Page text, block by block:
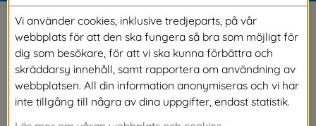
Meny
Växelvård
Växelvård är för dig som får hjälp i vardagen
av din närstående och hen behöver
regelbunden avlastning.
Vi använder cookies, inklusive tredjeparts, på vår
webbplats för att den ska fungera så bra som möjligt för
dig som besökare, för att vi ska kunna förbättra och
skräddarsy innehåll, samt rapportera om användning av
webbplatsen. All din information anonymiseras och vi har
inte tillgång till några av dina uppgifter, endast statistik.